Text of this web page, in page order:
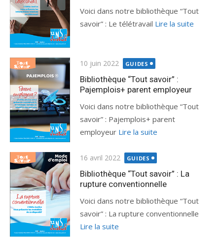
Voici dans notre bibliothèque “Tout
savoir” : Le télétravail Lire la suite
Publié
le
10 juin 2022 GUIDES
Bibliothèque “Tout savoir” :
Pajemplois+ parent employeur
Voici dans notre bibliothèque “Tout
savoir” : Pajemplois+ parent
employeur Lire la suite
Publié
le
16 avril 2022 GUIDES
Bibliothèque “Tout savoir” : La
rupture conventionnelle
Voici dans notre bibliothèque “Tout
savoir” : La rupture conventionnelle
Lire la suite